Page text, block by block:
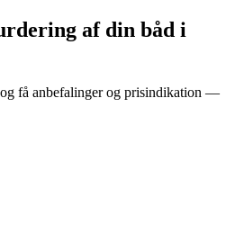
af din båd i
få anbefalinger og prisindikation —